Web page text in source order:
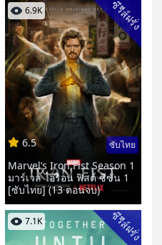
6.9K ซีรีส์ฝรั่ง
6.5 ซับไทย
Marvel’s Iron Fist Season 1
มาร์เวล ไอรอน ฟิสต์ ซีซั่น 1
[ซับไทย] (13 ตอนจบ)
7.1K ซีรีส์ฝรั่ง